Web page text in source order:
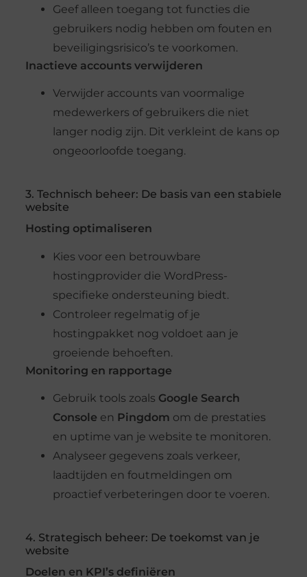
Geef alleen toegang tot functies die
gebruikers nodig hebben om fouten en
beveiligingsrisico’s te voorkomen.
Inactieve accounts verwijderen
Verwijder accounts van voormalige
medewerkers of gebruikers die niet
langer nodig zijn. Dit verkleint de kans op
ongeoorloofde toegang.
3. Technisch beheer: De basis van een stabiele
website
Hosting optimaliseren
Kies voor een betrouwbare
hostingprovider die WordPress-
specifieke ondersteuning biedt.
Controleer regelmatig of je
hostingpakket nog voldoet aan je
groeiende behoeften.
Monitoring en rapportage
Gebruik tools zoals Google Search
Console en Pingdom om de prestaties
en uptime van je website te monitoren.
Analyseer gegevens zoals verkeer,
laadtijden en foutmeldingen om
proactief verbeteringen door te voeren.
4. Strategisch beheer: De toekomst van je
website
Doelen en KPI’s definiëren